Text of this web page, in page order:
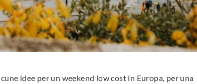
idee per un weekend low cost in Europa, per una